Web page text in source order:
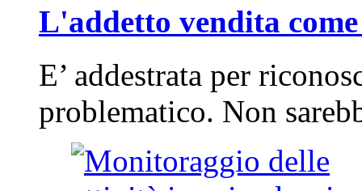
L'addetto vendita
E’ addestrata per
problematico. Non